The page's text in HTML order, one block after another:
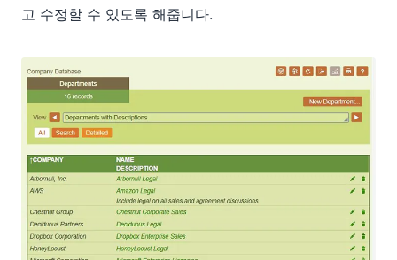
고 수정할 수 있도록 해줍니다.